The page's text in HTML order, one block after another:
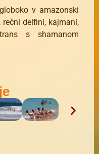
v amazonski
rečni delfini, kajmani,
s shamanom